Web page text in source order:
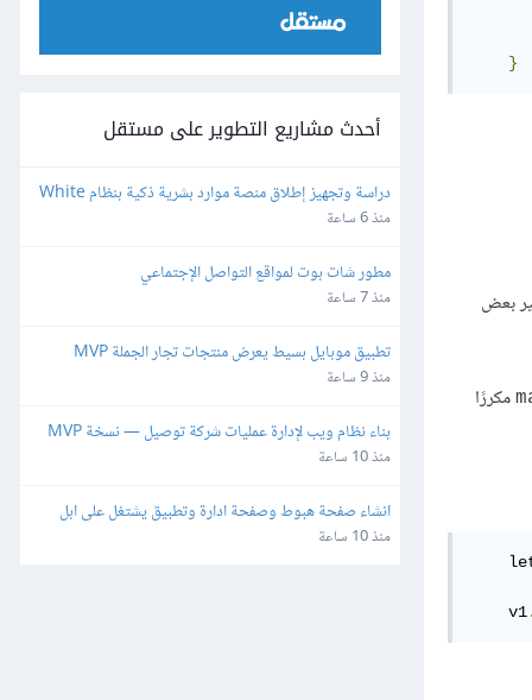
}
بعض
مكررًا
    v1
.
أحدث مشاريع التطوير على مستقل
Label وإعادة البيع
منذ 6 ساعة
مطور شات بوت لمواقع التواصل الإجتماعي
منذ 7 ساعة
تطبيق موبايل بسيط يعرض منتجات تجار الجملة MVP
منذ 9 ساعة
بناء نظام ويب لإدارة عمليات شركة توصيل — نسخة MVP
منذ 10 ساعة
واندرويد
منذ 10 ساعة